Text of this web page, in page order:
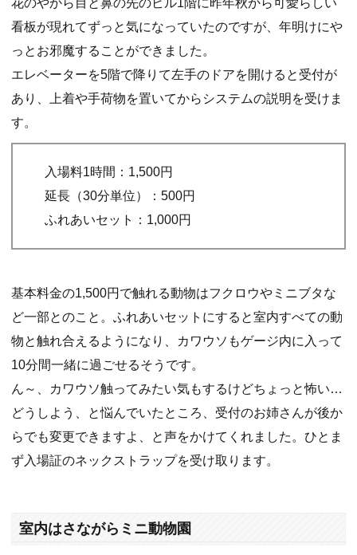
花のやから目と鼻の先のビル1階に昨年秋から可愛らしい
看板が現れてずっと気になっていたのですが、年明けにや
っとお邪魔することができました。
エレベーターを5階で降りて左手のドアを開けると受付が
あり、上着や手荷物を置いてからシステムの説明を受けま
す。
入場料1時間：1,500円
延長（30分単位）：500円
ふれあいセット：1,000円
基本料金の1,500円で触れる動物はフクロウやミニブタな
ど一部とのこと。ふれあいセットにすると室内すべての動
物と触れ合えるようになり、カワウソもゲージ内に入って
10分間一緒に過ごせるそうです。
ん～、カワウソ触ってみたい気もするけどちょっと怖い…
どうしよう、と悩んでいたところ、受付のお姉さんが後か
らでも変更できますよ、と声をかけてくれました。ひとま
ず入場証のネックストラップを受け取ります。
室内はさながらミニ動物園